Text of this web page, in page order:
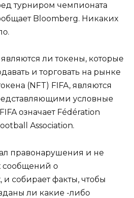
турниром чемпионата
Bloomberg. Никаких
ли токены, которые
и торговать на рынке
(NFT) FIFA, являются
условные
означает Fédération
Association.
правонарушения и не
сообщений о
собирает факты, чтобы
ли какие -либо